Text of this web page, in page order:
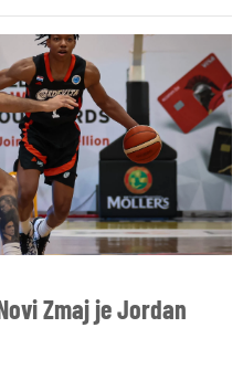
Zmaj je Jordan